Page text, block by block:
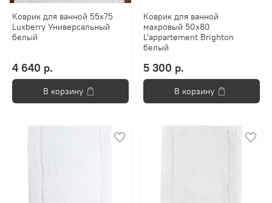
Коврик для ванной 55х75
Luxberry Универсальный
белый
4 640 р.
В корзину
Коврик для ванной
махровый 50x80
L'appartement Brighton
белый
5 300 р.
В корзину